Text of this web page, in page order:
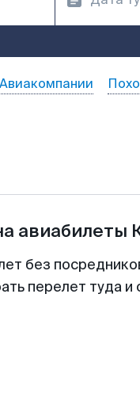
авиабилеты
без
перелет туда и